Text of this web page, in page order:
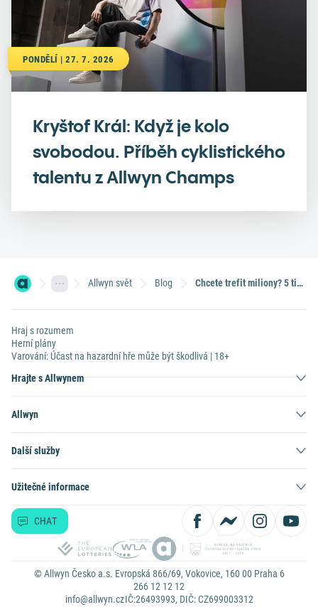
PONDĚLÍ | 27. 7. 2026
Kryštof Král: Když je kolo
svobodou. Příběh cyklistického
talentu z Allwyn Champs
Allwyn svět Blog Chcete trefit miliony? 5 tipů, které se vyplatily těm, co už vyhráli
Hraj s rozumem
Herní plány
Varování: Účast na hazardní hře může být škodlivá | 18+
Hrajte s Allwynem
Allwyn
Další služby
Užitečné informace
CHAT
© Allwyn Česko a.s. Evropská 866/69, Vokovice, 160 00 Praha 6
266 12 12 12
info@allwyn.czIČ:26493993, DIČ: CZ699003312